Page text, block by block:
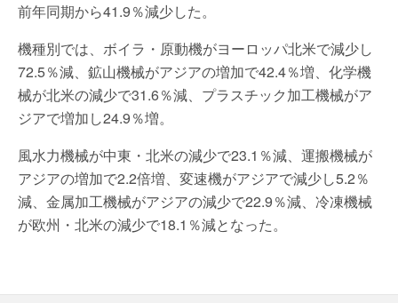
前年同期から41.9％減少した。
機種別では、ボイラ・原動機がヨーロッパ北米で減少し
72.5％減、鉱山機械がアジアの増加で42.4％増、化学機
械が北米の減少で31.6％減、プラスチック加工機械がア
ジアで増加し24.9％増。
風水力機械が中東・北米の減少で23.1％減、運搬機械が
アジアの増加で2.2倍増、変速機がアジアで減少し5.2％
減、金属加工機械がアジアの減少で22.9％減、冷凍機械
が欧州・北米の減少で18.1％減となった。